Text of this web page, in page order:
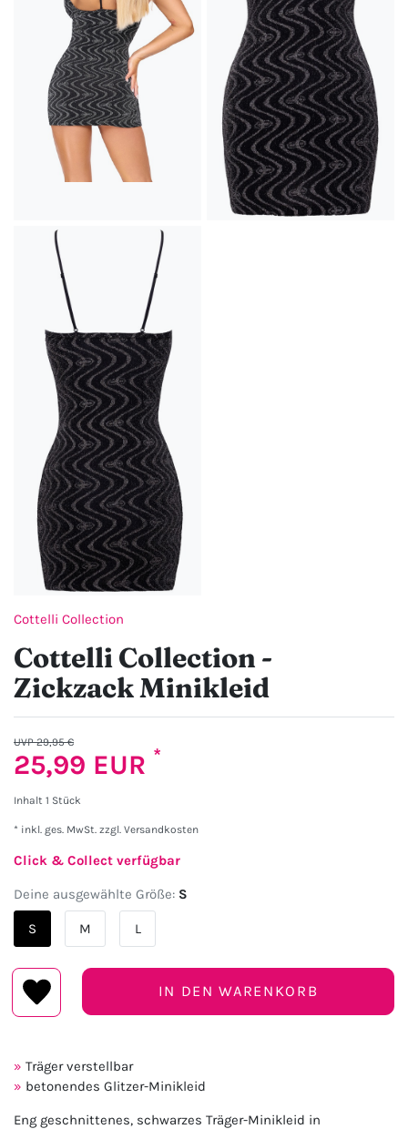
Cottelli Collection
Cottelli Collection -
Zickzack Minikleid
UVP 29,95 €
25,99 EUR *
Inhalt 1 Stück
* inkl. ges. MwSt. zzgl. Versandkosten
Click & Collect verfügbar
Deine ausgewählte Größe: S
S M L
IN DEN WARENKORB
Träger verstellbar
betonendes Glitzer-Minikleid
Eng geschnittenes, schwarzes Träger-Minikleid in